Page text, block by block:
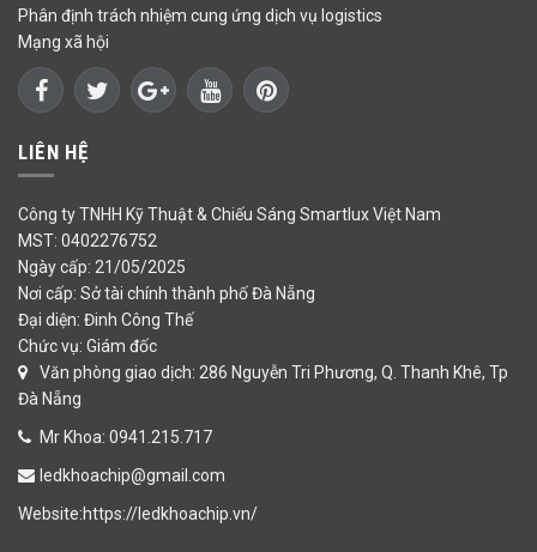
Phân định trách nhiệm cung ứng dịch vụ logistics
Mạng xã hội
LIÊN HỆ
Công ty TNHH Kỹ Thuật & Chiếu Sáng Smartlux Việt Nam
MST: 0402276752
Ngày cấp: 21/05/2025
Nơi cấp: Sở tài chính thành phố Đà Nẵng
Đại diện: Đinh Công Thế
Chức vụ: Giám đốc
Văn phòng giao dịch: 286 Nguyễn Tri Phương, Q. Thanh Khê, Tp
Đà Nẵng
Mr Khoa: 0941.215.717
ledkhoachip@gmail.com
Website:https://ledkhoachip.vn/